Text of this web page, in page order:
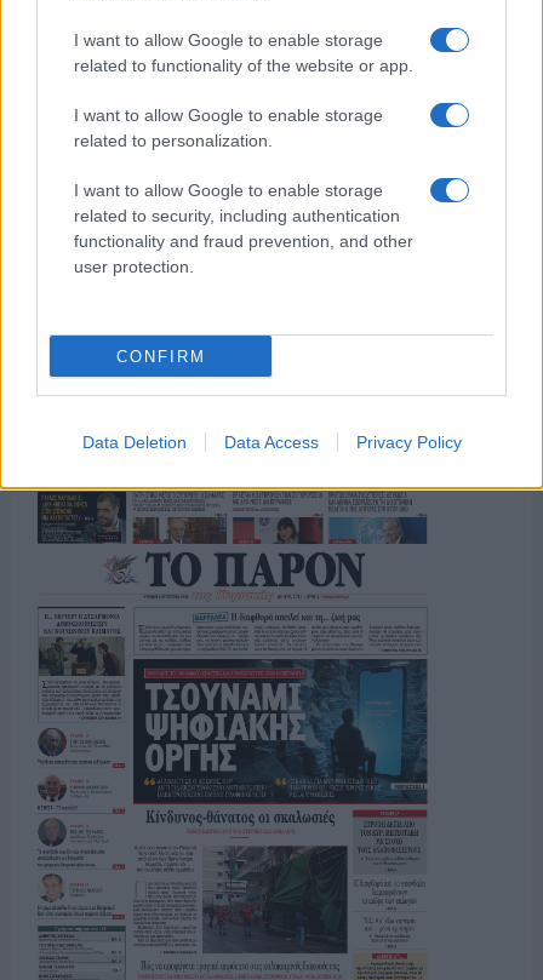
I want to allow Google to enable storage
related to functionality of the website or app.
I want to allow Google to enable storage
related to personalization.
I want to allow Google to enable storage
related to security, including authentication
functionality and fraud prevention, and other
user protection.
CONFIRM
Data Deletion Data Access Privacy Policy
της Ζωής μας
Οι άνθρωποι, οι αυθεντικές ιστορίες,
το ελληνικό καλοκαίρι και ένας
πολιτισμός που μας ενώνει κάθε μέρα.
ΤΟ ΠΑΡΟΝ ΤΗΣ ΚΥΡΙΑΚΗΣ